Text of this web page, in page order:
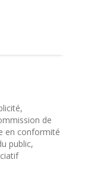
de
en conformité
public,